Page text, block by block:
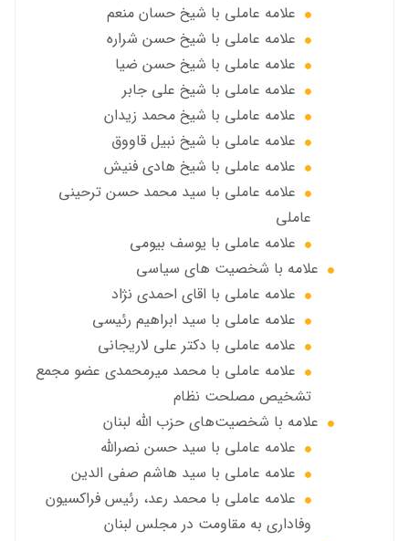
علامه عاملي با شيخ حسان منعم
علامه عاملي با شيخ حسن شراره
علامه عاملي با شيخ حسن ضيا
علامه عاملي با شيخ علي جابر
علامه عاملي با شيخ محمد زيدان
علامه عاملي با شيخ نبيل قاووق
علامه عاملي با شیخ هادی فنیش
علامه عاملي با سيد محمد حسن ترحيني
عاملي
علامه عاملي با يوسف بيومی
علامه با شخصیت های سیاسی
علامه عاملي با اقای احمدی نژاد
علامه عاملي با سید ابراهیم رئیسی
علامه عاملي با دكتر علي لاريجاني
علامه عاملي با محمد میرمحمدی عضو مجمع
تشخیص مصلحت نظام
علامه با شخصیت‌های حزب الله لبنان
علامه عاملي با سيد حسن نصرالله
علامه عاملي با سيد هاشم صفي الدين
علامه عاملي با محمد رعد، رئیس فراکسیون
وفاداری به مقاومت در مجلس لبنان